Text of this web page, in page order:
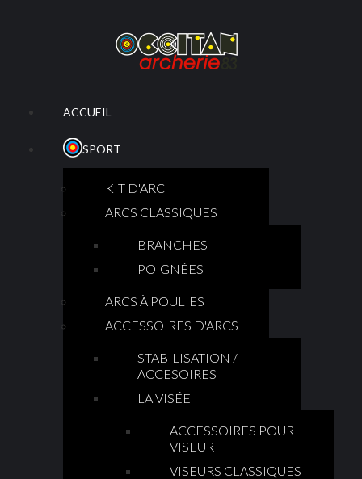
ACCUEIL
SPORT
KIT D'ARC
ARCS CLASSIQUES
BRANCHES
POIGNÉES
ARCS À POULIES
ACCESSOIRES D'ARCS
STABILISATION /
ACCESOIRES
LA VISÉE
ACCESSOIRES POUR
VISEUR
VISEURS CLASSIQUES